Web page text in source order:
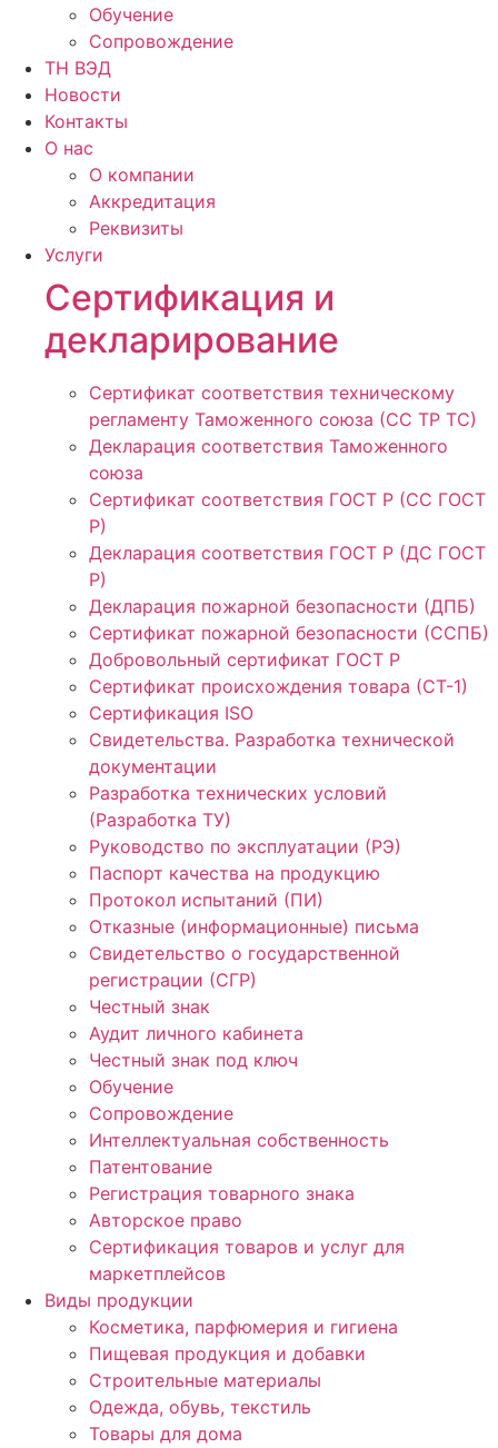
Обучение
Сопровождение
ТН ВЭД
Новости
Контакты
О нас
О компании
Аккредитация
Реквизиты
Услуги
Сертификация и
декларирование
Сертификат соответствия техническому
регламенту Таможенного союза (СС ТР ТС)
Декларация соответствия Таможенного
союза
Сертификат соответствия ГОСТ Р (СС ГОСТ
Р)
Декларация соответствия ГОСТ Р (ДС ГОСТ
Р)
Декларация пожарной безопасности (ДПБ)
Сертификат пожарной безопасности (ССПБ)
Добровольный сертификат ГОСТ Р
Сертификат происхождения товара (СТ-1)
Сертификация ISO
Свидетельства. Разработка технической
документации
Разработка технических условий
(Разработка ТУ)
Руководство по эксплуатации (РЭ)
Паспорт качества на продукцию
Протокол испытаний (ПИ)
Отказные (информационные) письма
Свидетельство о государственной
регистрации (СГР)
Честный знак
Аудит личного кабинета
Честный знак под ключ
Обучение
Сопровождение
Интеллектуальная собственность
Патентование
Регистрация товарного знака
Авторское право
Сертификация товаров и услуг для
маркетплейсов
Виды продукции
Косметика, парфюмерия и гигиена
Пищевая продукция и добавки
Строительные материалы
Одежда, обувь, текстиль
Товары для дома